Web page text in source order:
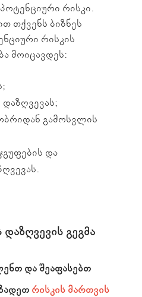
რისკი.
თქვენს ბიზნეს
რისკის
მოიცავდეს:
გამოსვლის
და
გეგმა
და შეაფასებთ
რისკის მართვის